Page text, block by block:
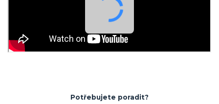
Potřebujete poradit?